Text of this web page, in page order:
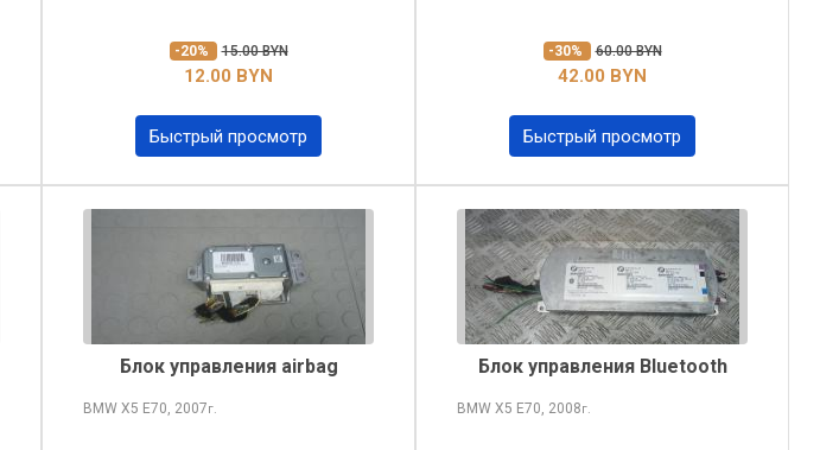
-20% 15.00 BYN
12.00 BYN
Быстрый просмотр
-30% 60.00 BYN
42.00 BYN
Быстрый просмотр
Блок управления airbag
BMW X5 E70, 2007г.
Блок управления Bluetooth
BMW X5 E70, 2008г.